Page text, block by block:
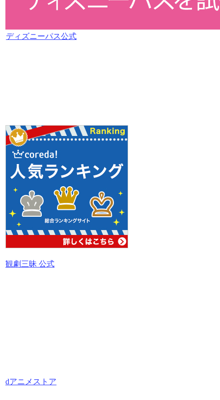
ディズニーパス公式
観劇三昧 公式
dアニメストア